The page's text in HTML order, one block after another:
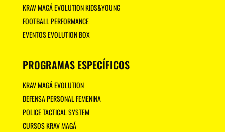
KRAV MAGÁ EVOLUTION KIDS&YOUNG
FOOTBALL PERFORMANCE
EVENTOS EVOLUTION BOX
PROGRAMAS ESPECÍFICOS
KRAV MAGÁ EVOLUTION
DEFENSA PERSONAL FEMENINA
POLICE TACTICAL SYSTEM
CURSOS KRAV MAGÁ